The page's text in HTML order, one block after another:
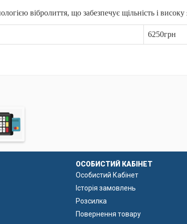
вібролиття, що забезпечує щільність і високу
6250грн
фракції 5–10 мм, пісок та армувальні
ОСОБИСТИЙ КАБІНЕТ
Особистий Кабінет
Історія замовлень
Розсилка
Повернення товару